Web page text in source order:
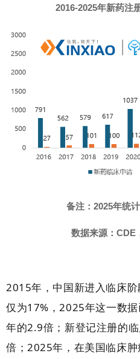
2016-2025年新药注
备注： 2025年统
数据来源： CDE
2015年，中国新进入临床
仅为17% ，2025年这一数
年的2.9倍；新登记注册的
倍；2025年，在美国临床